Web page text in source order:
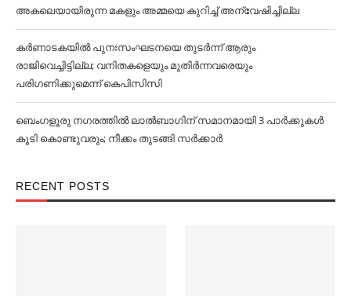
അകലെയായിരുന്ന മകളും അമ്മയെ കുറിച്ച്‌ അന്വേഷിച്ചില്ല
കര്‍ണാടകയില്‍ പുനഃസംഘടനയെ തുടര്‍ന്ന് ആരും
രാജിവെച്ചിട്ടില്ല; വനിതകളെയും മുതിര്‍ന്നവരെയും
പരിഗണിക്കുമെന്ന് കെപിസിസി
ബെംഗളൂരു നഗരത്തില്‍ ലാല്‍ബാഗിന് സമാനമായി 3 പാര്‍ക്കുകള്‍
കൂടി കൊണ്ടുവരും; നീക്കം തുടങ്ങി സര്‍ക്കാര്‍
RECENT POSTS